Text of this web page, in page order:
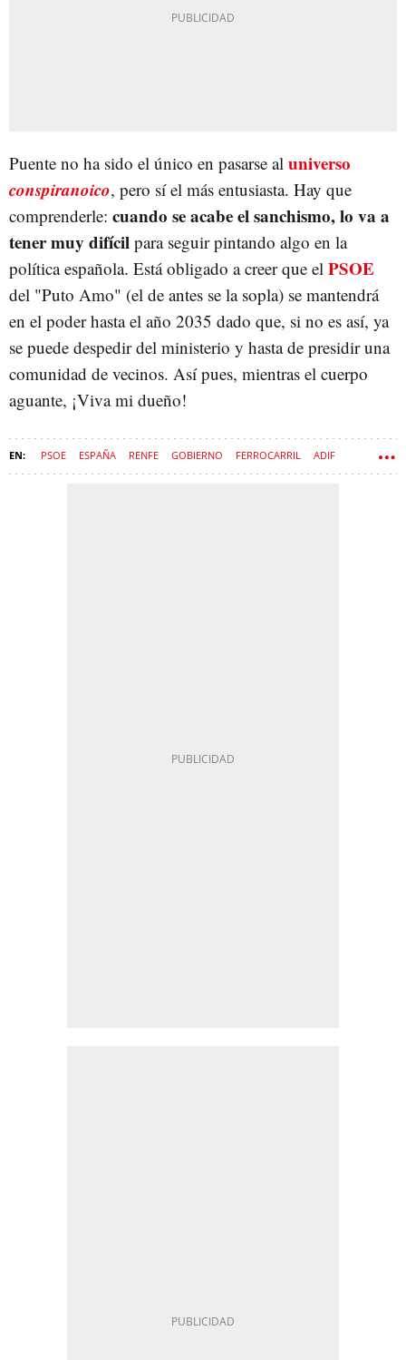
Puente no ha sido el único en pasarse al universo
conspiranoico, pero sí el más entusiasta. Hay que
comprenderle: cuando se acabe el sanchismo, lo va a
tener muy difícil para seguir pintando algo en la
política española. Está obligado a creer que el PSOE
del "Puto Amo" (el de antes se la sopla) se mantendrá
en el poder hasta el año 2035 dado que, si no es así, ya
se puede despedir del ministerio y hasta de presidir una
comunidad de vecinos. Así pues, mientras el cuerpo
aguante, ¡Viva mi dueño!
PSOE ESPAÑA RENFE GOBIERNO FERROCARRIL ADIF